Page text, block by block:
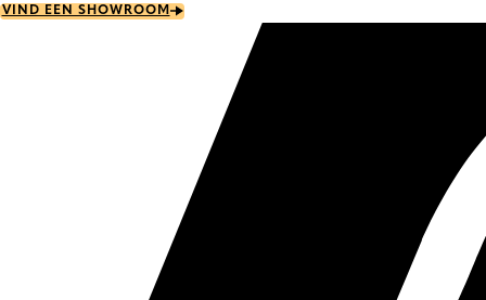
Skip
VIND EEN SHOWROOM